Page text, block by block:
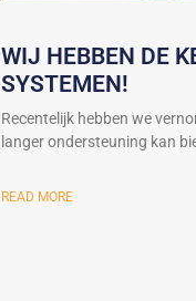
WIJ HEBBEN DE
SYSTEMEN!
Recentelijk hebben we
langer ondersteuning kan
READ MORE